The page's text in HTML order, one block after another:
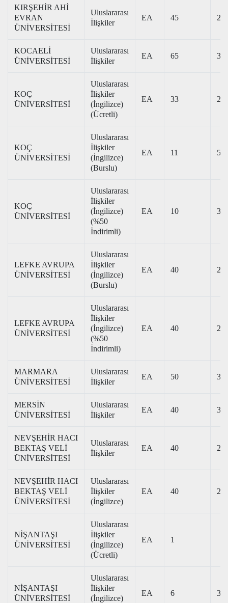
KIRŞEHİR AHİ
EVRAN
ÜNİVERSİTESİ
Uluslararası
İlişkiler
EA 45
KOCAELİ
ÜNİVERSİTESİ
Uluslararası
İlişkiler
EA 65
KOÇ
ÜNİVERSİTESİ
Uluslararası
İlişkiler
(İngilizce)
(Ücretli)
EA 33
KOÇ
ÜNİVERSİTESİ
Uluslararası
İlişkiler
(İngilizce)
(Burslu)
EA 11
KOÇ
ÜNİVERSİTESİ
Uluslararası
İlişkiler
(İngilizce)
(%50
İndirimli)
EA 10
LEFKE AVRUPA
ÜNİVERSİTESİ
Uluslararası
İlişkiler
(İngilizce)
(Burslu)
EA 40
LEFKE AVRUPA
ÜNİVERSİTESİ
Uluslararası
İlişkiler
(İngilizce)
(%50
İndirimli)
EA 40
MARMARA
ÜNİVERSİTESİ
Uluslararası
İlişkiler
EA 50
MERSİN
ÜNİVERSİTESİ
Uluslararası
İlişkiler
EA 40
NEVŞEHİR HACI
BEKTAŞ VELİ
ÜNİVERSİTESİ
Uluslararası
İlişkiler
EA 40
NEVŞEHİR HACI
BEKTAŞ VELİ
ÜNİVERSİTESİ
Uluslararası
İlişkiler
(İngilizce)
EA 40
NİŞANTAŞI
ÜNİVERSİTESİ
Uluslararası
İlişkiler
(İngilizce)
(Ücretli)
EA 1
NİŞANTAŞI
ÜNİVERSİTESİ
Uluslararası
İlişkiler
(İngilizce)
EA 6